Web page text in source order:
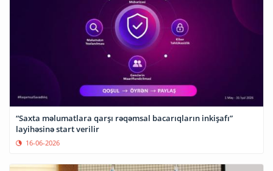
“Saxta məlumatlara qarşı rəqəmsal bacarıqların inkişafı”
layihəsinə start verilir
16-06-2026